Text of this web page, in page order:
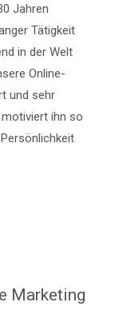
Jahren
Tätigkeit
in der Welt
Online-
und sehr
ihn so
Marketing